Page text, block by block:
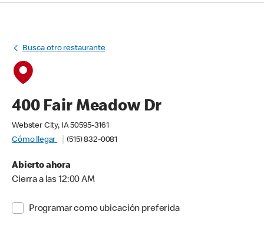
Busca otro restaurante
400 Fair Meadow Dr
Webster City, IA 50595-3161
Cómo llegar
(515) 832-0081
Abierto ahora
Cierra a las 12:00 AM
Programar como ubicación preferida